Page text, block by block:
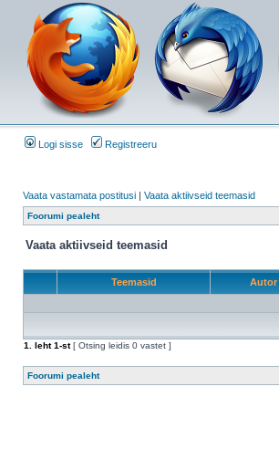
Logi sisse Registreeru
Vaata vastamata postitusi | Vaata aktiivseid teemasid
Foorumi pealeht
Vaata aktiivseid teemasid
Teemasid Autor
1
. leht1-st[ Otsing leidis 0 vastet ]
Foorumi pealeht